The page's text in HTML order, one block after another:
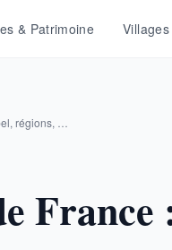
& Patrimoine
régions, …
France